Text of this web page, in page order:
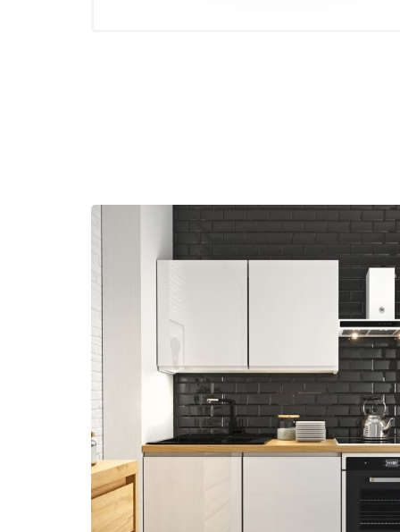
ENGLISH
ANGLAIS)
DEUTSCH
ALLEMAND)